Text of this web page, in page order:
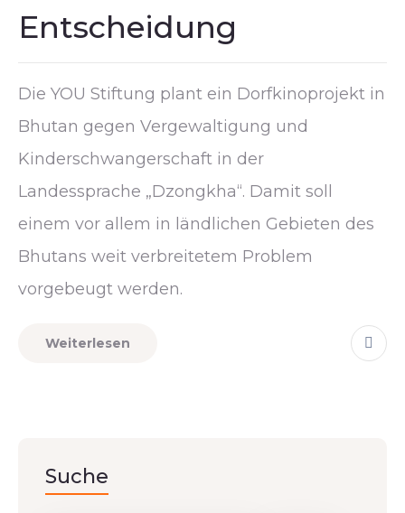
Entscheidung
Die YOU Stiftung plant ein Dorfkinoprojekt in
Bhutan gegen Vergewaltigung und
Kinderschwangerschaft in der
Landessprache „Dzongkha“. Damit soll
einem vor allem in ländlichen Gebieten des
Bhutans weit verbreitetem Problem
vorgebeugt werden.
Weiterlesen
Suche